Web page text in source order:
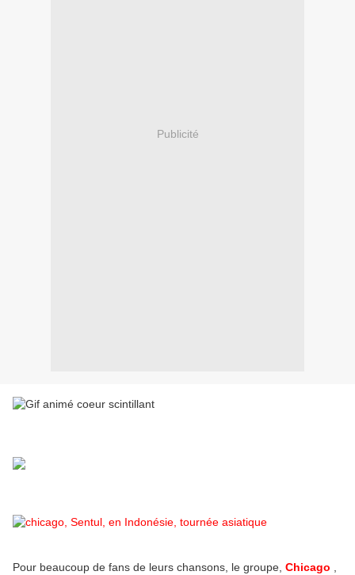
Publicité
Pour beaucoup de fans de leurs chansons, le groupe, Chicago